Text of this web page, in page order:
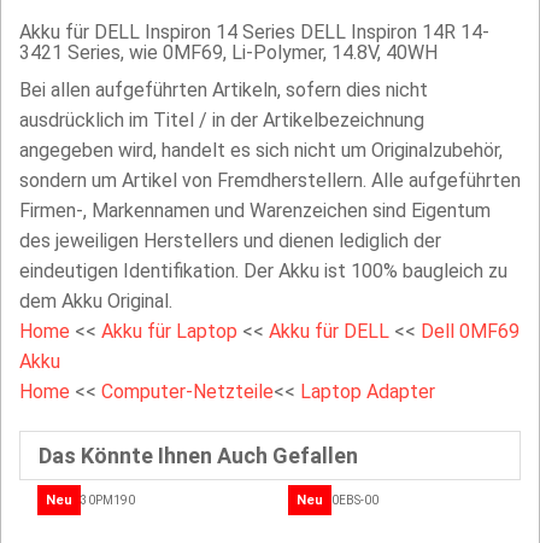
Akku für DELL Inspiron 14 Series DELL Inspiron 14R 14-
3421 Series, wie 0MF69, Li-Polymer, 14.8V, 40WH
Bei allen aufgeführten Artikeln, sofern dies nicht
ausdrücklich im Titel / in der Artikelbezeichnung
angegeben wird, handelt es sich nicht um Originalzubehör,
sondern um Artikel von Fremdherstellern. Alle aufgeführten
Firmen-, Markennamen und Warenzeichen sind Eigentum
des jeweiligen Herstellers und dienen lediglich der
eindeutigen Identifikation. Der Akku ist 100% baugleich zu
dem Akku Original.
Home << Akku für Laptop << Akku für DELL << Dell 0MF69
Akku
Home << Computer-Netzteile<< Laptop Adapter
Das Könnte Ihnen Auch Gefallen
Neu Neu